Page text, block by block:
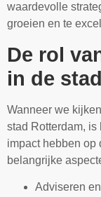
waardevolle
groeien en te
De rol
in de
Wanneer we
stad Rotterdam,
impact hebben op
belangrijke
Adviseren